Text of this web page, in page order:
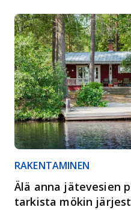
RAKENTAMINEN
Älä anna jätevesien
tarkista mökin